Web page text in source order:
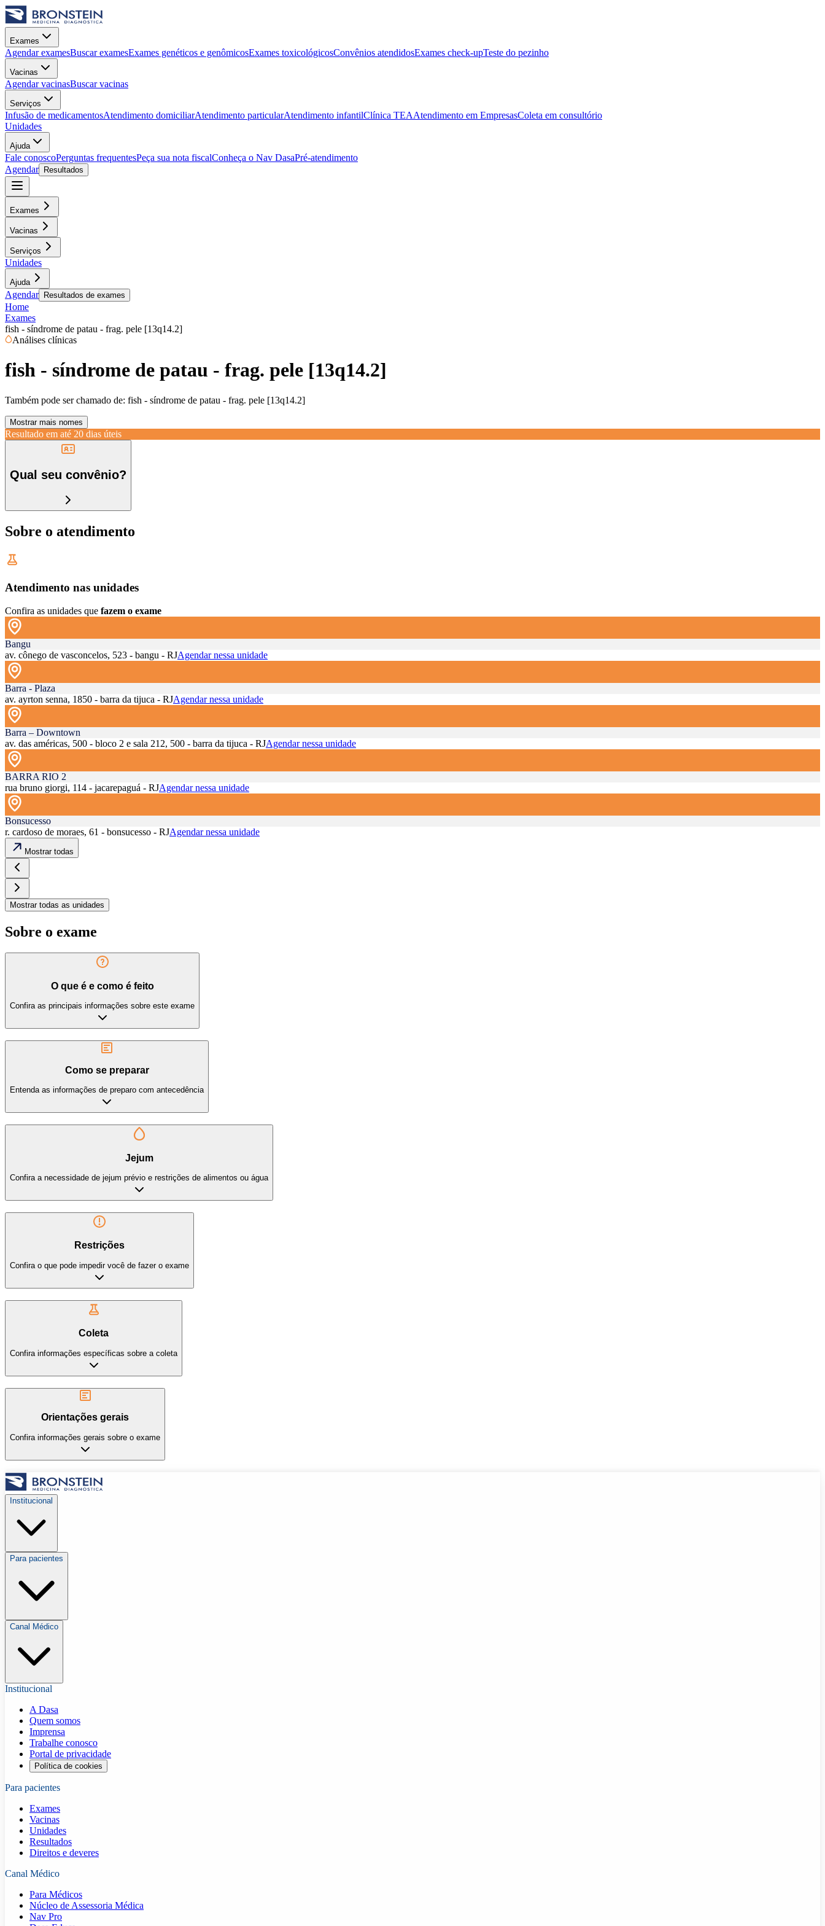
Exames
Agendar examesBuscar examesExames genéticos e genômicosExames toxicológicosConvênios atendidosExames check-upTeste do pezinho
Vacinas
Agendar vacinasBuscar vacinas
Serviços
Infusão de medicamentosAtendimento domiciliarAtendimento particularAtendimento infantilClínica TEAAtendimento em EmpresasColeta em consultório
Unidades
Ajuda
Fale conoscoPerguntas frequentesPeça sua nota fiscalConheça o Nav DasaPré-atendimento
Agendar
Resultados
Exames
Vacinas
Serviços
Unidades
Ajuda
Agendar Resultados de exames
Home
Exames
fish - síndrome de patau - frag. pele [13q14.2]
Análises clínicas
fish - síndrome de patau - frag. pele [13q14.2]
Também pode ser chamado de: fish - síndrome de patau - frag. pele [13q14.2]
Mostrar mais nomes
Resultado em até 20 dias úteis
Qual seu convênio?
Sobre o atendimento
Atendimento nas unidades
Confira as unidades que fazem o exame
Bangu
av. cônego de vasconcelos, 523 - bangu - RJAgendar nessa unidade
Barra - Plaza
av. ayrton senna, 1850 - barra da tijuca - RJAgendar nessa unidade
Barra – Downtown
av. das américas, 500 - bloco 2 e sala 212, 500 - barra da tijuca - RJAgendar nessa unidade
BARRA RIO 2
rua bruno giorgi, 114 - jacarepaguá - RJAgendar nessa unidade
Bonsucesso
r. cardoso de moraes, 61 - bonsucesso - RJAgendar nessa unidade
Mostrar todas
Mostrar todas as unidades
Sobre o exame
O que é e como é feito
Confira as principais informações sobre este exame
Como se preparar
Entenda as informações de preparo com antecedência
Jejum
Confira a necessidade de jejum prévio e restrições de alimentos ou água
Restrições
Confira o que pode impedir você de fazer o exame
Coleta
Confira informações específicas sobre a coleta
Orientações gerais
Confira informações gerais sobre o exame
Institucional
Para pacientes
Canal Médico
Institucional
A Dasa
Quem somos
Imprensa
Trabalhe conosco
Portal de privacidade
Política de cookies
Para pacientes
Exames
Vacinas
Unidades
Resultados
Direitos e deveres
Canal Médico
Para Médicos
Núcleo de Assessoria Médica
Nav Pro